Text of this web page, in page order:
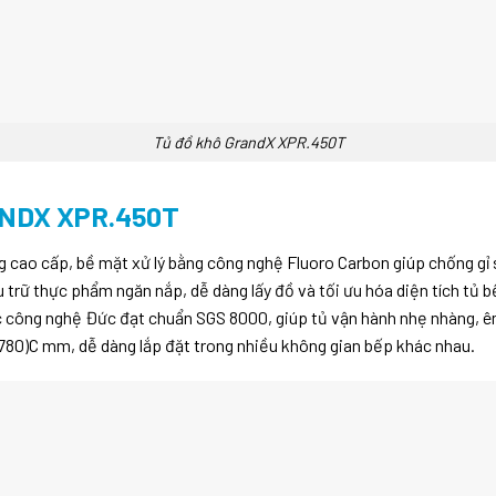
Tủ đồ khô GrandX XPR.450T
XPR.450T
cấp, bề mặt xử lý bằng công nghệ Fluoro Carbon giúp chống
thực phẩm ngăn nắp, dễ dàng lấy đồ và tối ưu hóa diện tích tủ
nghệ Đức đạt chuẩn SGS 8000, giúp tủ vận hành nhẹ nhàng,
mm, dễ dàng lắp đặt trong nhiều không gian bếp khác nhau.